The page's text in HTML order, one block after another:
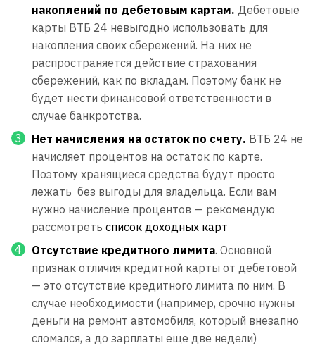
накоплений по дебетовым картам. Дебетовые
карты ВТБ 24 невыгодно использовать для
накопления своих сбережений. На них не
распространяется действие страхования
сбережений, как по вкладам. Поэтому банк не
будет нести финансовой ответственности в
случае банкротства.
Нет начисления на остаток по счету. ВТБ 24 не
начисляет процентов на остаток по карте.
Поэтому хранящиеся средства будут просто
лежать без выгоды для владельца. Если вам
нужно начисление процентов — рекомендую
рассмотреть список доходных карт
Отсутствие кредитного лимита. Основной
признак отличия кредитной карты от дебетовой
— это отсутствие кредитного лимита по ним. В
случае необходимости (например, срочно нужны
деньги на ремонт автомобиля, который внезапно
сломался, а до зарплаты еще две недели)